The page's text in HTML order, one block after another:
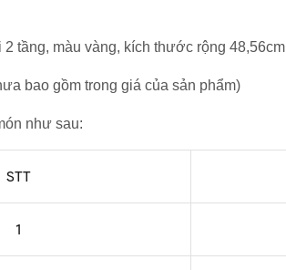
tầng, màu vàng, kích thước rộng 48,56cm
bao gồm trong giá của sản phẩm)
như sau:
STT
1